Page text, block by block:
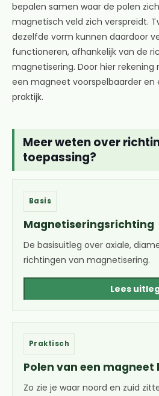
bepalen samen waar de polen
magnetisch veld zich verspreidt.
dezelfde vorm kunnen daardoor
functioneren, afhankelijk van de
magnetisering. Door hier
een magneet voorspelbaarder en
praktijk.
Meer weten over
toepassing?
Basis
Magnetiseringsrichting
De basisuitleg over axiale,
richtingen van magnetisering.
Lees
Praktisch
Polen van een magneet
Zo zie je waar noord en zuid